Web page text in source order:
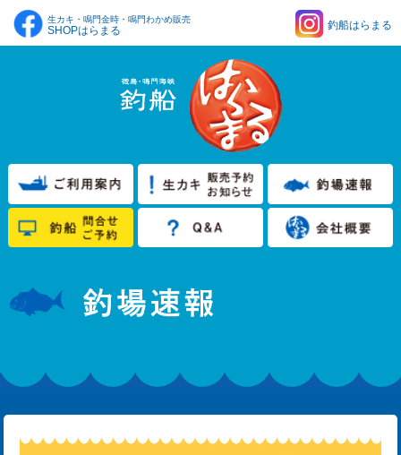
生カキ・鳴門金時・鳴門わかめ販売
SHOPはらまる 釣船はらまる